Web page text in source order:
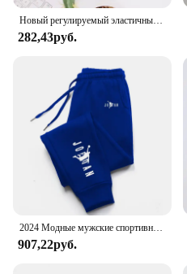
Новый регулируемый эластичный пояс, невидимый ремень без пряжек, ремни для женщин и мужчин, джинсовые брюки, платье без пряжки, легко носить
282,43руб.
2024 Модные мужские спортивные штаны, однотонные штаны, Джоггеры для фитнеса, повседневные длинные штаны, мужские тренировочные узкие тренировочные штаны, брюки для бега
907,22руб.